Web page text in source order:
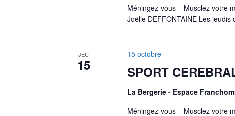
Méningez-vous – Musclez votre
Joëlle DEFFONTAINE Les
JEU
15 SPORT
15 octobre
La Bergerie - Espace
Méningez-vous – Musclez votre